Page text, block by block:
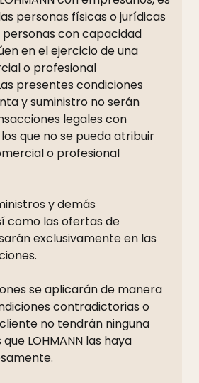
personas físicas o jurídicas
personas con capacidad
en el ejercicio de una
o profesional
presentes condiciones
y suministro no serán
legales con
que no se pueda atribuir
o profesional
y demás
como las ofertas de
exclusivamente en las
se aplicarán de manera
contradictorias o
no tendrán ninguna
LOHMANN las haya